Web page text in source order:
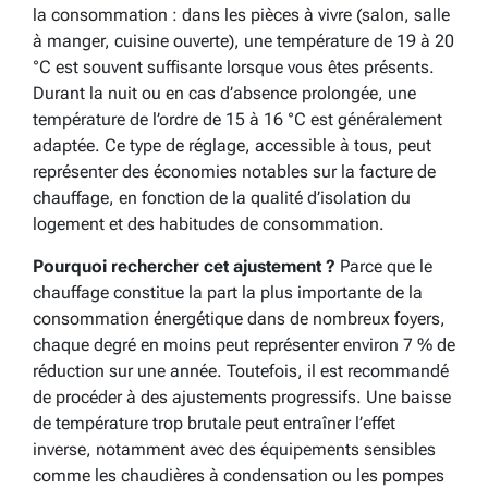
la consommation : dans les pièces à vivre (salon, salle
à manger, cuisine ouverte), une température de 19 à 20
°C est souvent suffisante lorsque vous êtes présents.
Durant la nuit ou en cas d’absence prolongée, une
température de l’ordre de 15 à 16 °C est généralement
adaptée. Ce type de réglage, accessible à tous, peut
représenter des économies notables sur la facture de
chauffage, en fonction de la qualité d’isolation du
logement et des habitudes de consommation.
Pourquoi rechercher cet ajustement ? Parce que le
chauffage constitue la part la plus importante de la
consommation énergétique dans de nombreux foyers,
chaque degré en moins peut représenter environ 7 % de
réduction sur une année. Toutefois, il est recommandé
de procéder à des ajustements progressifs. Une baisse
de température trop brutale peut entraîner l’effet
inverse, notamment avec des équipements sensibles
comme les chaudières à condensation ou les pompes